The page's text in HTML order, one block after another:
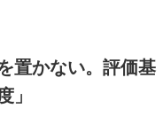
置かない。評価基
」